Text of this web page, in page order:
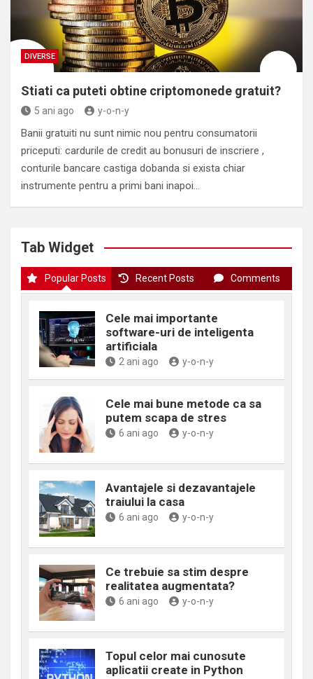
DIVERSE
Stiati ca puteti obtine criptomonede gratuit?
5 ani ago y-o-n-y
Banii gratuiti nu sunt nimic nou pentru consumatorii
priceputi: cardurile de credit au bonusuri de inscriere ,
conturile bancare castiga dobanda si exista chiar
instrumente pentru a primi bani inapoi…
Tab Widget
Popular Posts Recent Posts Comments
Cele mai importante
software-uri de inteligenta
artificiala
2 ani ago y-o-n-y
Cele mai bune metode ca sa
putem scapa de stres
6 ani ago y-o-n-y
Avantajele si dezavantajele
traiului la casa
6 ani ago y-o-n-y
Ce trebuie sa stim despre
realitatea augmentata?
6 ani ago y-o-n-y
Topul celor mai cunosute
aplicatii create in Python